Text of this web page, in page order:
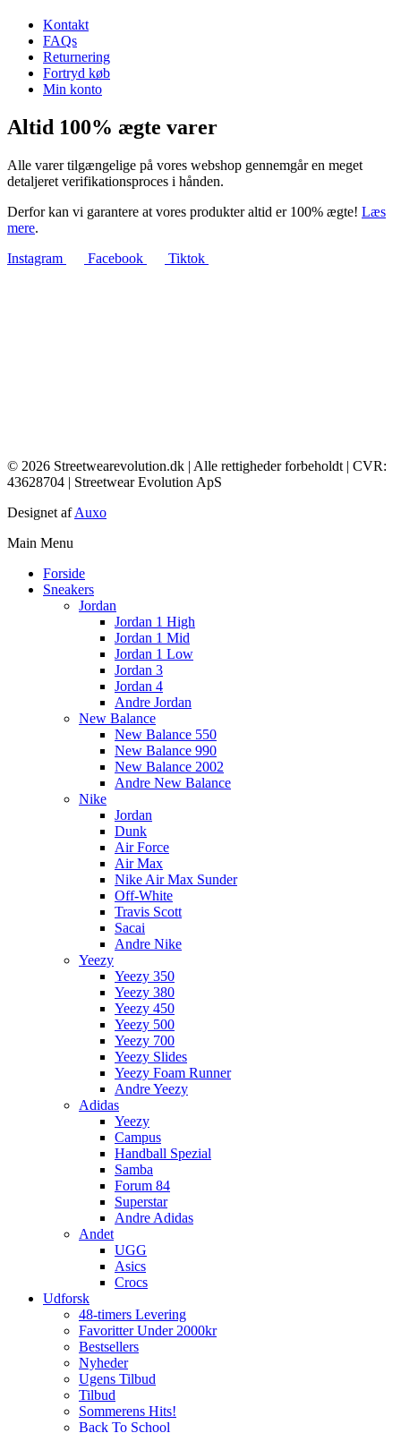
Kontakt
FAQs
Returnering
Fortryd køb
Min konto
Altid 100% ægte varer
Alle varer tilgængelige på vores webshop gennemgår en meget
detaljeret verifikationsproces i hånden.
Derfor kan vi garantere at vores produkter altid er 100% ægte! Læs
mere.
Instagram
Facebook Tiktok
© 2026 Streetwearevolution.dk | Alle rettigheder forbeholdt | CVR:
43628704 | Streetwear Evolution ApS
Designet afAuxo
Main Menu
Forside
Sneakers
Jordan
Jordan 1 High
Jordan 1 Mid
Jordan 1 Low
Jordan 3
Jordan 4
Andre Jordan
New Balance
New Balance 550
New Balance 990
New Balance 2002
Andre New Balance
Nike
Jordan
Dunk
Air Force
Air Max
Nike Air Max Sunder
Off-White
Travis Scott
Sacai
Andre Nike
Yeezy
Yeezy 350
Yeezy 380
Yeezy 450
Yeezy 500
Yeezy 700
Yeezy Slides
Yeezy Foam Runner
Andre Yeezy
Adidas
Yeezy
Campus
Handball Spezial
Samba
Forum 84
Superstar
Andre Adidas
Andet
UGG
Asics
Crocs
Udforsk
48-timers Levering
Favoritter Under 2000kr
Bestsellers
Nyheder
Ugens Tilbud
Tilbud
Sommerens Hits!
Back To School